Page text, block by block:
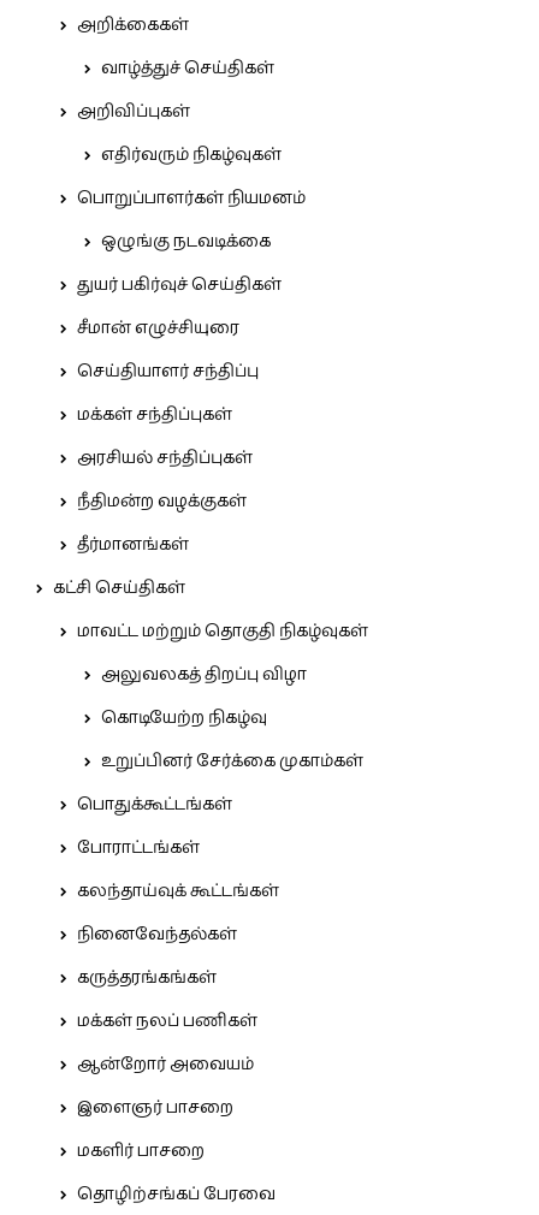
அறிக்கைகள்
வாழ்த்துச் செய்திகள்
அறிவிப்புகள்
எதிர்வரும் நிகழ்வுகள்
பொறுப்பாளர்கள் நியமனம்
ஒழுங்கு நடவடிக்கை
துயர் பகிர்வுச் செய்திகள்
சீமான் எழுச்சியுரை
செய்தியாளர் சந்திப்பு
மக்கள் சந்திப்புகள்
அரசியல் சந்திப்புகள்
நீதிமன்ற வழக்குகள்
தீர்மானங்கள்
கட்சி செய்திகள்
மாவட்ட மற்றும் தொகுதி நிகழ்வுகள்
அலுவலகத் திறப்பு விழா
கொடியேற்ற நிகழ்வு
உறுப்பினர் சேர்க்கை முகாம்கள்
பொதுக்கூட்டங்கள்
போராட்டங்கள்
கலந்தாய்வுக் கூட்டங்கள்
நினைவேந்தல்கள்
கருத்தரங்கங்கள்
மக்கள் நலப் பணிகள்
ஆன்றோர் அவையம்
இளைஞர் பாசறை
மகளிர் பாசறை
தொழிற்சங்கப் பேரவை